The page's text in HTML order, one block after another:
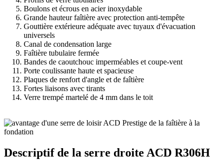
Boulons et écrous en acier inoxydable
Grande hauteur faîtière avec protection anti-tempête
Gouttière extérieure adéquate avec tuyaux d'évacuation
universels
Canal de condensation large
Faîtière tubulaire fermée
Bandes de caoutchouc imperméables et coupe-vent
Porte coulissante haute et spacieuse
Plaques de renfort d'angle et de faîtière
Fortes liaisons avec tirants
Verre trempé martelé de 4 mm dans le toit
Descriptif de la serre droite ACD R306H